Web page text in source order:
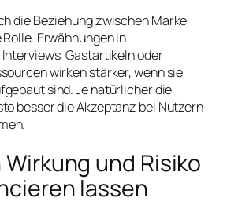
die Beziehung zwischen Marke
Erwähnungen in
Gastartikeln oder
wirken stärker, wenn sie
sind. Je natürlicher die
besser die Akzeptanz bei Nutzern
und Risiko
lassen